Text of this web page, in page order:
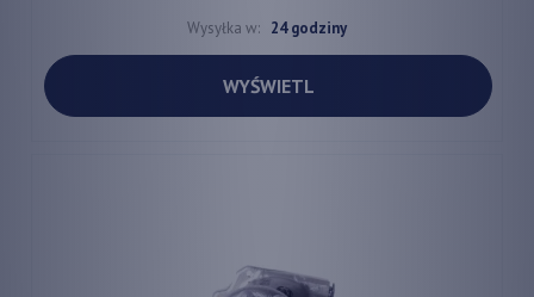
Wysyłka w: 24 godziny
WYŚWIETL